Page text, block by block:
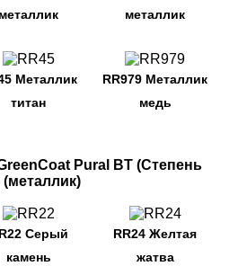
металлик
металлик
Металлик
титан
RR979 Металлик
медь
Pural BT (Степень
(металлик)
Серый
камень
RR24 Желтая
жатва